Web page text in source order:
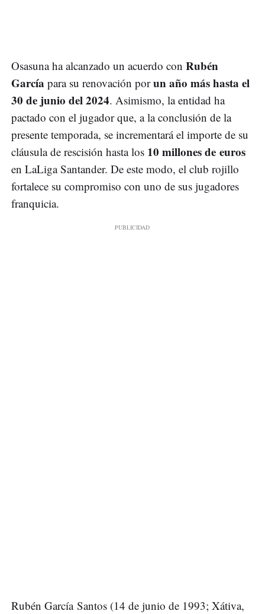
Osasuna ha alcanzado un acuerdo con Rubén
García para su renovación porun año más hasta el
30 de junio del 2024. Asimismo, la entidad ha
pactado con el jugador que, a la conclusión de la
presente temporada, se incrementará el importe de su
cláusula de rescisión hasta los 10 millones de euros
en LaLiga Santander. De este modo, el club rojillo
fortalece su compromiso con uno de sus jugadores
franquicia.
Rubén García Santos (14 de junio de 1993; Xátiva,